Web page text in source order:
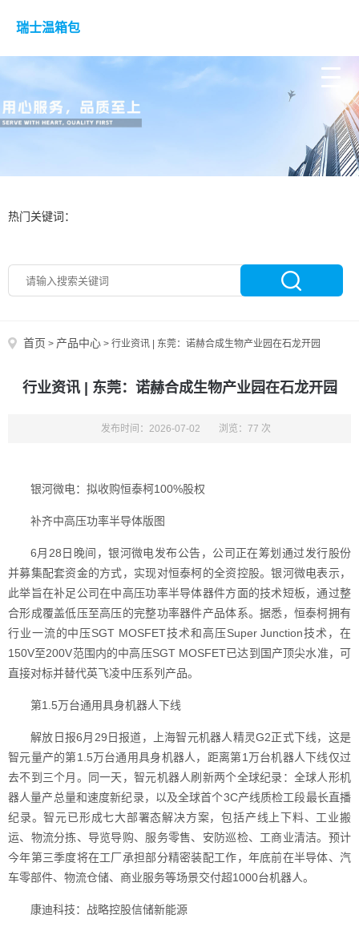
瑞士温箱包
热门关键词：
首页 > 产品中心 > 行业资讯 | 东莞：诺赫合成生物产业园在石龙开园
行业资讯 | 东莞：诺赫合成生物产业园在石龙开园
发布时间：2026-07-02 浏览：77 次
银河微电：拟收购恒泰柯100%股权
补齐中高压功率半导体版图
6月28日晚间，银河微电发布公告，公司正在筹划通过发行股份
并募集配套资金的方式，实现对恒泰柯的全资控股。银河微电表示，
此举旨在补足公司在中高压功率半导体器件方面的技术短板，通过整
合形成覆盖低压至高压的完整功率器件产品体系。据悉，恒泰柯拥有
行业一流的中压SGT MOSFET技术和高压Super Junction技术，在
150V至200V范围内的中高压SGT MOSFET已达到国产顶尖水准，可
直接对标并替代英飞凌中压系列产品。
第1.5万台通用具身机器人下线
解放日报6月29日报道，上海智元机器人精灵G2正式下线，这是
智元量产的第1.5万台通用具身机器人，距离第1万台机器人下线仅过
去不到三个月。同一天，智元机器人刷新两个全球纪录：全球人形机
器人量产总量和速度新纪录，以及全球首个3C产线质检工段最长直播
纪录。智元已形成七大部署态解决方案，包括产线上下料、工业搬
运、物流分拣、导览导购、服务零售、安防巡检、工商业清洁。预计
今年第三季度将在工厂承担部分精密装配工作，年底前在半导体、汽
车零部件、物流仓储、商业服务等场景交付超1000台机器人。
康迪科技：战略控股信储新能源